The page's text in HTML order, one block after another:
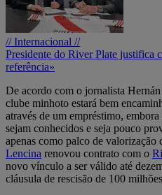
// Internacional //
Presidente do River Plate justifica
referência»
De acordo com o jornalista
clube minhoto estará bem
através de um empréstimo,
sejam conhecidos e seja pouco
apenas como palco de valorização
Lencina renovou contrato com o
novo vínculo a ser válido até
cláusula de rescisão de 100